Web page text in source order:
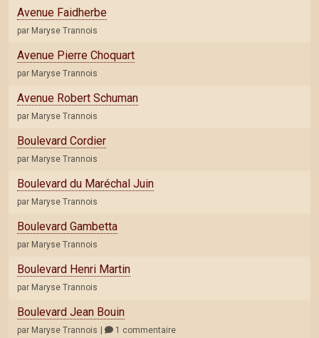
Avenue Faidherbe
par Maryse Trannois
Avenue Pierre Choquart
par Maryse Trannois
Avenue Robert Schuman
par Maryse Trannois
Boulevard Cordier
par Maryse Trannois
Boulevard du Maréchal Juin
par Maryse Trannois
Boulevard Gambetta
par Maryse Trannois
Boulevard Henri Martin
par Maryse Trannois
Boulevard Jean Bouin
par Maryse Trannois 1 commentaire